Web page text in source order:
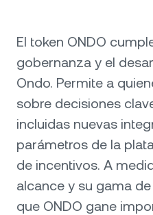
El token ONDO
gobernanza y el
Ondo. Permite a
sobre decisiones
incluidas nuevas
parámetros de la
de incentivos. A
alcance y su gama
que ONDO gane